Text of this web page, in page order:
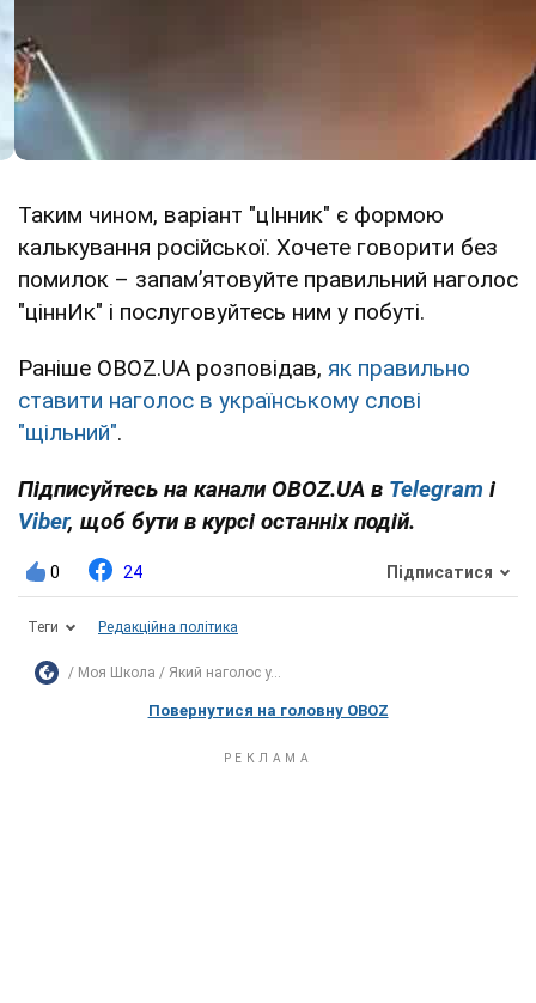
Таким чином, варіант "цІнник" є формою
калькування російської. Хочете говорити без
помилок – запам’ятовуйте правильний наголос
"ціннИк" і послуговуйтесь ним у побуті.
Раніше OBOZ.UA розповідав, як правильно
ставити наголос в українському слові
"щільний".
Підписуйтесь на канали OBOZ.UA в Telegram і
Viber, щоб бути в курсі останніх подій.
0 24 Підписатися
Теги Редакційна політика
Моя Школа Який наголос у...
Повернутися на головну OBOZ